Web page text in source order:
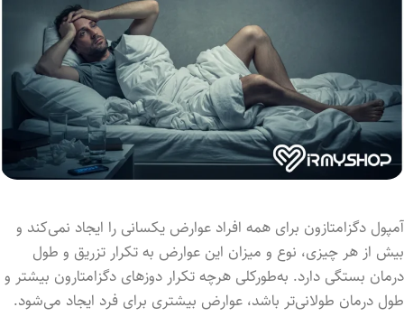
آمپول دگزامتازون برای همه افراد عوارض یکسانی را ایجاد نمی‌کند و
بیش از هر چیزی، نوع و میزان این عوارض به تکرار تزریق و طول
درمان بستگی دارد. به‌طورکلی هرچه تکرار دوزهای دگزامتارون بیشتر و
طول درمان طولانی‌تر باشد، عوارض بیشتری برای فرد ایجاد می‌شود.